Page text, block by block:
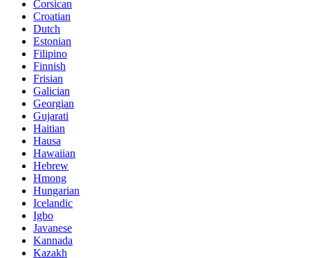
Corsican
Croatian
Dutch
Estonian
Filipino
Finnish
Frisian
Galician
Georgian
Gujarati
Haitian
Hausa
Hawaiian
Hebrew
Hmong
Hungarian
Icelandic
Igbo
Javanese
Kannada
Kazakh